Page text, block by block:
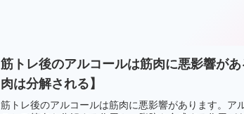
筋トレ後のアルコールは筋肉に悪影響が
肉は分解される】
筋トレ後のアルコールは筋肉に悪影響があります。ア